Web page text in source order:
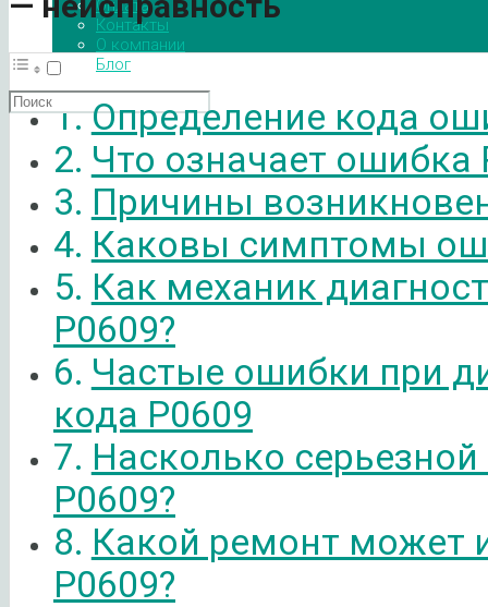
Оплата
Контакты
О компании
Блог
Определение кода
Что означает ошибка
Причины
Каковы симптомы
Как механик
P0609?
Частые ошибки при
кода P0609
Насколько
P0609?
Какой ремонт может
P0609?